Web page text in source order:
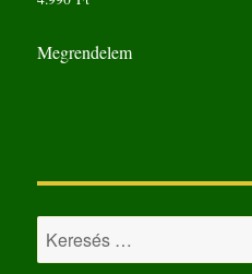
Megrendelem
Keresés
a